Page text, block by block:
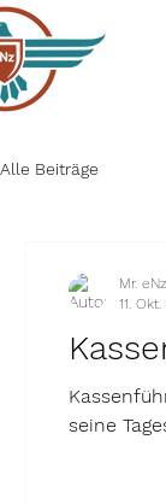
Alle Beiträge
seine
Mr. eNz
11.